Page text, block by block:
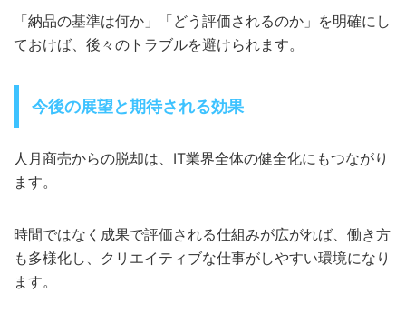
「納品の基準は何か」「どう評価されるのか」を明確にし
ておけば、後々のトラブルを避けられます。
今後の展望と期待される効果
人月商売からの脱却は、IT業界全体の健全化にもつながり
ます。
時間ではなく成果で評価される仕組みが広がれば、働き方
も多様化し、クリエイティブな仕事がしやすい環境になり
ます。